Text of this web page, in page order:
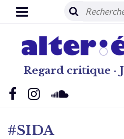
Regard critique ·
#SIDA